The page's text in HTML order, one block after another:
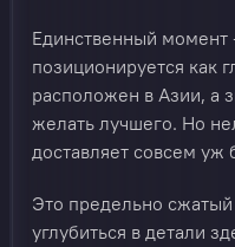
Единственный момент
позиционируется как
расположен в Азии, а
желать лучшего. Но
доставляет совсем
Это предельно
углубиться в детали